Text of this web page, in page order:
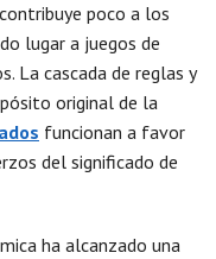
poco a los
lugar a juegos de
La cascada de reglas y
original de la
funcionan a favor
del significado de
ha alcanzado una